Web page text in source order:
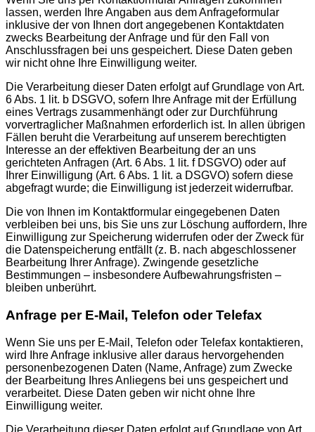
lassen, werden Ihre Angaben aus dem Anfrageformular
inklusive der von Ihnen dort angegebenen Kontaktdaten
zwecks Bearbeitung der Anfrage und für den Fall von
Anschlussfragen bei uns gespeichert. Diese Daten geben
wir nicht ohne Ihre Einwilligung weiter.
Die Verarbeitung dieser Daten erfolgt auf Grundlage von Art.
6 Abs. 1 lit. b DSGVO, sofern Ihre Anfrage mit der Erfüllung
eines Vertrags zusammenhängt oder zur Durchführung
vorvertraglicher Maßnahmen erforderlich ist. In allen übrigen
Fällen beruht die Verarbeitung auf unserem berechtigten
Interesse an der effektiven Bearbeitung der an uns
gerichteten Anfragen (Art. 6 Abs. 1 lit. f DSGVO) oder auf
Ihrer Einwilligung (Art. 6 Abs. 1 lit. a DSGVO) sofern diese
abgefragt wurde; die Einwilligung ist jederzeit widerrufbar.
Die von Ihnen im Kontaktformular eingegebenen Daten
verbleiben bei uns, bis Sie uns zur Löschung auffordern, Ihre
Einwilligung zur Speicherung widerrufen oder der Zweck für
die Datenspeicherung entfällt (z. B. nach abgeschlossener
Bearbeitung Ihrer Anfrage). Zwingende gesetzliche
Bestimmungen – insbesondere Aufbewahrungsfristen –
bleiben unberührt.
Anfrage per E-Mail, Telefon oder Telefax
Wenn Sie uns per E-Mail, Telefon oder Telefax kontaktieren,
wird Ihre Anfrage inklusive aller daraus hervorgehenden
personenbezogenen Daten (Name, Anfrage) zum Zwecke
der Bearbeitung Ihres Anliegens bei uns gespeichert und
verarbeitet. Diese Daten geben wir nicht ohne Ihre
Einwilligung weiter.
Die Verarbeitung dieser Daten erfolgt auf Grundlage von Art.